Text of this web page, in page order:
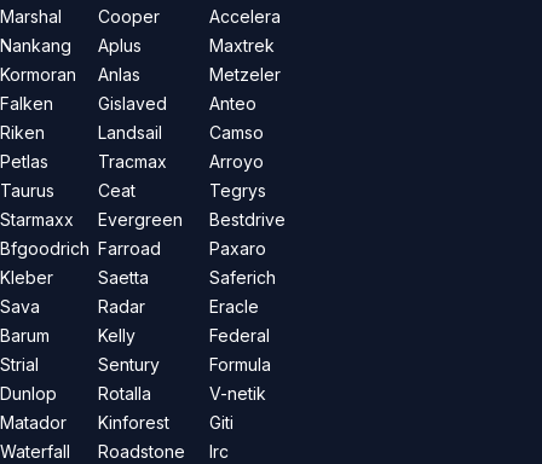
Marshal
Nankang
Kormoran
Falken
Riken
Petlas
Taurus
Starmaxx
Bfgoodrich
Kleber
Sava
Barum
Strial
Dunlop
Matador
Waterfall
Cooper
Aplus
Anlas
Gislaved
Landsail
Tracmax
Ceat
Evergreen
Farroad
Saetta
Radar
Kelly
Sentury
Rotalla
Kinforest
Roadstone
Accelera
Maxtrek
Metzeler
Anteo
Camso
Arroyo
Tegrys
Bestdrive
Paxaro
Saferich
Eracle
Federal
Formula
V-netik
Giti
Irc